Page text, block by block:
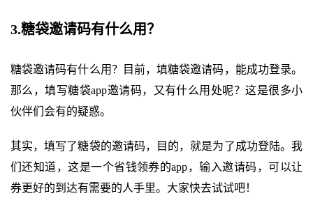
3.糖袋邀请码有什么用？
糖袋邀请码有什么用？目前，填糖袋邀请码，能成功登录。
那么，填写糖袋app邀请码，又有什么用处呢？这是很多小
伙伴们会有的疑惑。
其实，填写了糖袋的邀请码，目的，就是为了成功登陆。我
们还知道，这是一个省钱领券的app，输入邀请码，可以让
券更好的到达有需要的人手里。大家快去试试吧！